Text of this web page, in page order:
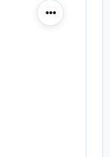
Más acciones